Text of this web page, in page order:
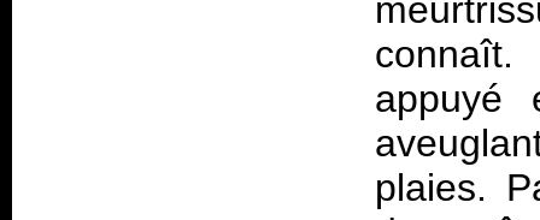
connaît.
appuyé
plaies.